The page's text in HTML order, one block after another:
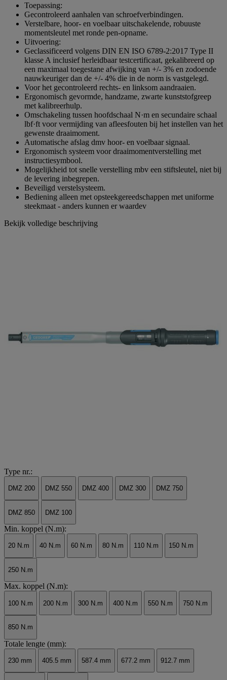
Toepassing:
Gecontroleerd aanhalen van schroefverbindingen.
Verstelbare, hoor- en voelbaar uitschakelende, robuuste
momentsleutel met ronde pen-opname.
Uitvoering:
Geclassificeerd volgens DIN EN ISO 6789-2:2017 Type II
klasse A inclusief herleidbaar testcertificaat, gekalibreerd op
een maximaal toegestane afwijking van +/- 3% en zodoende
nauwkeuriger dan de +/- 4% die in de norm is vastgelegd.
Voor het gecontroleerd rechts- en linksom aandraaien.
Ergonomisch gevormde, handzame, zwarte kunststofgreep
met kalibreerhulp.
Omschakeling tussen hoofdschaal N·m en secundaire schaal
lbf·ft voor vermijding van afleesfouten bij het instellen van het
gewenste draaimoment.
Automatische afslag dmv hoor- en voelbaar signaal.
Ergonomisch systeem voor draaimomentverstelling met
instructiesymbool.
Mogelijkheid tot snelle verstelling mbv een stiftsleutel, niet bij
de levering inbegrepen.
Beveiligd verstelsysteem.
Bediening alleen met opsteekgereedschappen met uniforme
steekmaat - anders kunnen er waardev
Bekijk volledige beschrijving
Type nr.:
DMZ 200 DMZ 550 DMZ 400 DMZ 300 DMZ 750
DMZ 850 DMZ 100
Min. koppel (N.m):
20 N.m 40 N.m 60 N.m 80 N.m 110 N.m 150 N.m
250 N.m
Max. koppel (N.m):
100 N.m 200 N.m 300 N.m 400 N.m 550 N.m 750 N.m
850 N.m
Totale lengte (mm):
230 mm 405.5 mm 587.4 mm 677.2 mm 912.7 mm